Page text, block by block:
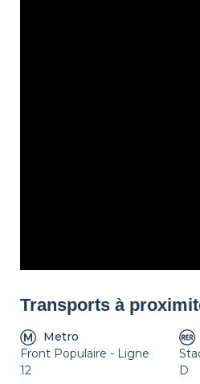
Transports à
Metro
Front Populaire - Ligne
12
D